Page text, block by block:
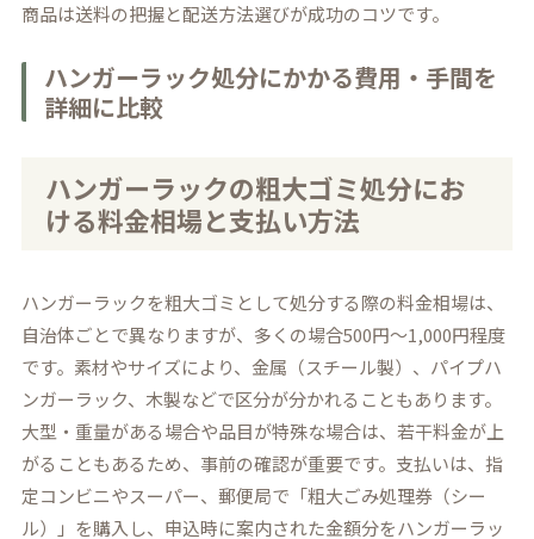
商品は送料の把握と配送方法選びが成功のコツです。
ハンガーラック処分にかかる費用・手間を
詳細に比較
ハンガーラックの粗大ゴミ処分にお
ける料金相場と支払い方法
ハンガーラックを粗大ゴミとして処分する際の料金相場は、
自治体ごとで異なりますが、多くの場合500円〜1,000円程度
です。素材やサイズにより、金属（スチール製）、パイプハ
ンガーラック、木製などで区分が分かれることもあります。
大型・重量がある場合や品目が特殊な場合は、若干料金が上
がることもあるため、事前の確認が重要です。支払いは、指
定コンビニやスーパー、郵便局で「粗大ごみ処理券（シー
ル）」を購入し、申込時に案内された金額分をハンガーラッ